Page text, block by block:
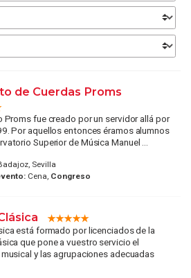
de Cuerdas Proms
Proms fue creado por un servidor allá por
Por aquellos entonces éramos alumnos
Superior de Música Manuel ...
Sevilla
Cena, Congreso
está formado por licenciados de la
que pone a vuestro servicio el
y las agrupaciones adecuadas